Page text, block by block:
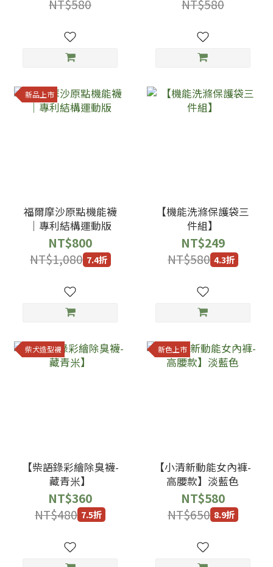
NT$580 NT$580
新品上市
福爾摩沙原點機能襪
｜專利結構運動版
NT$800
NT$1,080 7.4折
【機能洗滌保護袋三
件組】
NT$249
NT$580 4.3折
柴犬造型襪
【柴語錄彩繪除臭襪-
藏青米】
NT$360
NT$480 7.5折
新色上市
【小清新動能女內褲-
高腰款】淡藍色
NT$580
NT$650 8.9折